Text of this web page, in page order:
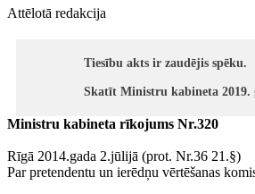
Attēlotā redakcija
Tiesību akts ir zaudējis spēku.
Skatīt Ministru kabineta
Ministru kabineta rīkojums Nr.320
Rīgā 2014.gada 2.jūlijā (prot. Nr.36 21.§)
Par pretendentu un ierēdņu vērtēšanas